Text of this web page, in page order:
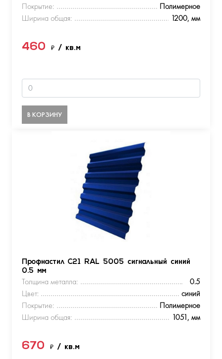
Покрытие:
Полимерное
Ширина общая:
1200, мм
460 ₽ / кв.м
В КОРЗИНУ
Профнастил С21 RAL 5005 сигнальный синий
0.5 мм
Толщина металла:
0.5
Цвет:
синий
Покрытие:
Полимерное
Ширина общая:
1051, мм
670 ₽ / кв.м